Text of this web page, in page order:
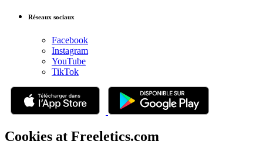
Réseaux sociaux
Facebook
Instagram
YouTube
TikTok
Cookies at Freeletics.com